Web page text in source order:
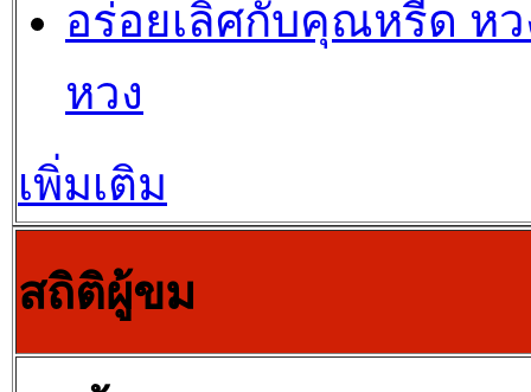
อร่อยเลิศกับคุณหรีด หว
หวง
เพิ่มเติม
สถิติผู้ขม